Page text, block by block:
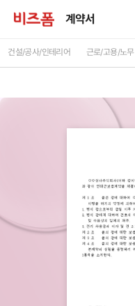
계약서
건설/공사/인테리어 근로/고용/노무